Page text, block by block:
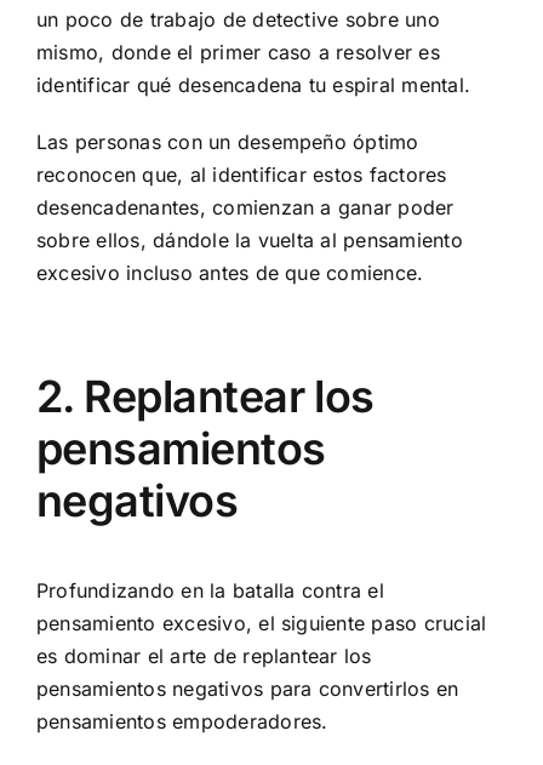
un poco de trabajo de detective sobre uno
mismo, donde el primer caso a resolver es
identificar qué desencadena tu espiral mental.
Las personas con un desempeño óptimo
reconocen que, al identificar estos factores
desencadenantes, comienzan a ganar poder
sobre ellos, dándole la vuelta al pensamiento
excesivo incluso antes de que comience.
2. Replantear los
pensamientos
negativos
Profundizando en la batalla contra el
pensamiento excesivo, el siguiente paso crucial
es dominar el arte de replantear los
pensamientos negativos para convertirlos en
pensamientos empoderadores.